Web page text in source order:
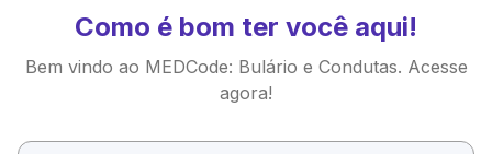
Como é bom ter você aqui!
Bem vindo ao MEDCode: Bulário e Condutas. Acesse
agora!